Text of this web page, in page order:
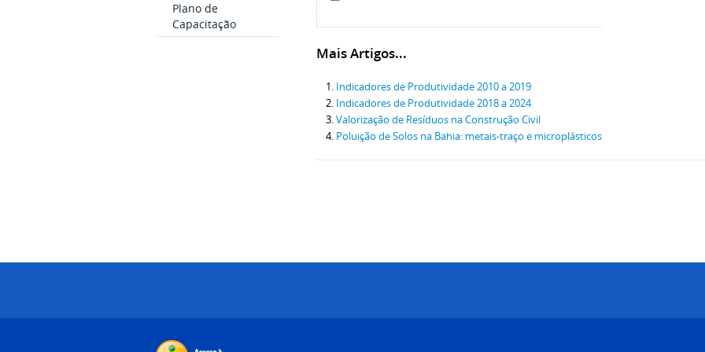
Plano de
Capacitação
Mais Artigos...
Indicadores de Produtividade 2010 a 2019
Indicadores de Produtividade 2018 a 2024
Valorização de Resíduos na Construção Civil
Poluição de Solos na Bahia: metais-traço e microplásticos